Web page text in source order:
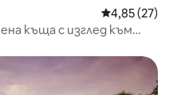
Средна
4,85 (27)
къща с изглед към